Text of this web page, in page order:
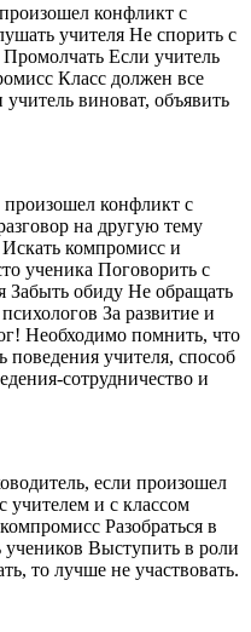
конфликт с
учителя Не спорить с
Промолчать Если учитель
Класс должен все
виноват, объявить
произошел конфликт с
на другую тему
компромисс и
ученика Поговорить с
Забыть обиду Не обращать
За развитие и
Необходимо помнить, что
поведения учителя, способ
сотрудничество и
если произошел
учителем и с классом
Разобраться в
Выступить в роли
то лучше не участвовать.